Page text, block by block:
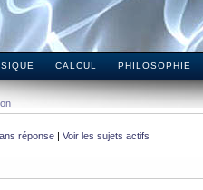
CALCUL PHILOSOPHIE
réponse | Voir les sujets actifs